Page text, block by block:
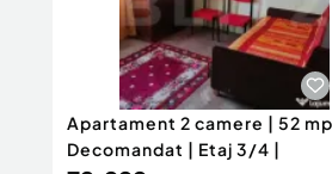
Apartament 2 camere | 52
Decomandat | Etaj 3/4 |